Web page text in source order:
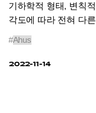
기하학적 형태, 변칙
각도에 따라 전혀 다
면으로 이루어진 형
단순함으로 공간에
존재감을 지닌 아이템.
#Ahus
2022-11-14